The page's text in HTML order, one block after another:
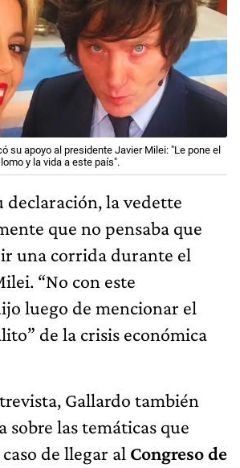
su apoyo al presidente Javier Milei: "Le pone el
lomo y la vida a este país".
declaración, la vedette
que no pensaba que
una corrida durante el
“No con este
luego de mencionar el
de la crisis económica
Gallardo también
sobre las temáticas que
de llegar al Congreso de